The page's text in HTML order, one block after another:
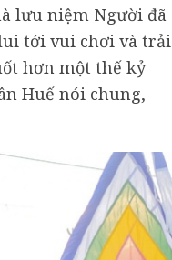
lưu niệm Người đã
tới vui chơi và trải
hơn một thế kỷ
Huế nói chung,